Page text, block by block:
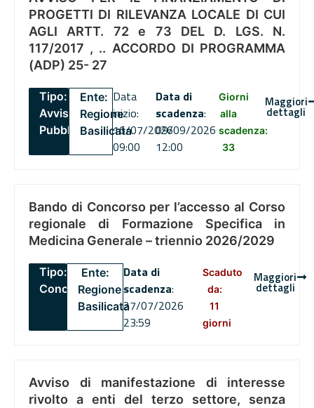
PROGETTI DI RILEVANZA LOCALE DI CUI
AGLI ARTT. 72 e 73 DEL D. LGS. N.
117/2017 , .. ACCORDO DI PROGRAMMA
(ADP) 25- 27
Tipo:
Avviso
Pubblico
Ente:
Regione
Basilicata
Data
inizio:
16/07/2026
09:00
Data di
scadenza:
09/09/2026
12:00
Giorni
alla
scadenza:
33
Maggiori
dettagli
Bando di Concorso per l’accesso al Corso
regionale di Formazione Specifica in
Medicina Generale – triennio 2026/2029
Tipo:
Concorsi
Ente:
Regione
Basilicata
Data di
scadenza:
27/07/2026
23:59
Scaduto
da:
11
giorni
Maggiori
dettagli
Avviso di manifestazione di interesse
rivolto a enti del terzo settore, senza